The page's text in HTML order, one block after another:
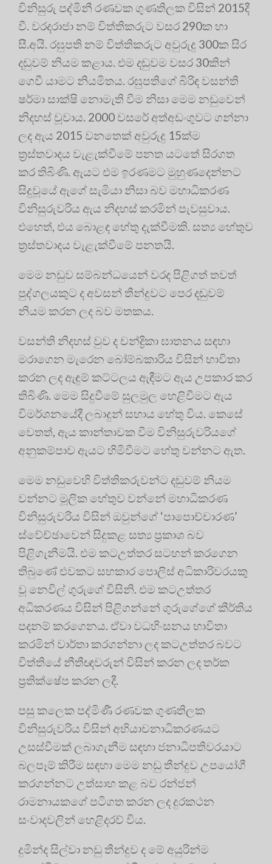
විනිසුරු පද්මිනී රණවක ගුණතිලක විසින් 2015දී
වී. වරදරාජා නම් විත්තිකරුට වසර 290ක හා
සී.අයි. රඝුපති නම් විත්තිකරුට අවුරුදු 300ක සිර
දඬුවම් නියම කළාය. එම දඬුවම වසර 30කින්
ගෙවී යාමට නියමිතය. රඝුපතිගේ බිරිඳ වසන්ති
ෂර්මා සාක්ෂි නොමැති වීම නිසා මෙම නඩුවෙන්
නිදහස් වූවාය. 2000 වසරේ අත්අඩංගුවට ගන්නා
ලද ඇය 2015 වනතෙක් අවුරුදු 15ක්ම
ත්‍රස්තවාදය වැළැක්වීමේ පනත යටතේ සිරගත
කර තිබිණි. ඇයට එම ඉරණමට මුහුණදෙන්නට
සිදුවූයේ ඇගේ සැමියා නිසා බව මහාධිකරණ
විනිසුරුවරිය ඇය නිදහස් කරමින් පැවසුවාය.
එහෙත්, එය බොළඳ හේතු දැක්වීමකි. සත්‍ය හේතුව
ත්‍රස්තවාදය වැළැක්වීමේ පනතයි.
මෙම නඩුව සම්බන්ධයෙන් වරද පිළිගත් තවත්
පුද්ගලයකුට ද අවසන් තීන්දුවට පෙර දඬුවම්
නියම කරන ලද බව මතකය.
වසන්ති නිදහස් වුව ද චන්ද්‍රිකා ඝාතනය සඳහා
මරාගෙන මැරෙන බෝම්බකාරිය විසින් භාවිතා
කරන ලද ඇඳුම් කට්ටලය ඇඳීමට ඇය උපකාර කර
තිබිණි. මෙම සිදුවීමේ සුලමුල හෙළිවීමට ඇය
විමර්ශනයේදී ලබාදුන් සහාය හේතු විය. කෙසේ
වෙතත්, ඇය කාන්තාවක වීම විනිසුරුවරියගේ
අනුකම්පාව ඇයට හිමිවීමට හේතු වන්නට ඇත.
මෙම නඩුවෙහි විත්තිකරුවන්ට දඬුවම් නියම
වන්නට මූලික හේතුව වන්නේ මහාධිකරණ
විනිසුරුවරිය විසින් ඔවුන්ගේ ‘පාපොච්චාරණ’
ස්වේච්ඡාවෙන් සිදුකළ සත්‍ය ප්‍රකාශ බව
පිළිගැනීමයි. එම කටඋත්තර සටහන් කරගෙන
තිබුණේ එවකට සහකාර පොලිස් අධිකාරිවරයකු
වූ නෙවිල් ගුරුගේ විසිනි. එම කටඋත්තර
අධිකරණය විසින් පිළිගන්නේ ගුරුගේගේ කීර්තිය
පදනම් කරගෙනය. ඒවා වධහිංසනය භාවිතා
කරමින් වාර්තා කරගන්නා ලද කටඋත්තර බවට
විත්තියේ නීතීඥවරුන් විසින් කරන ලද තර්ක
ප්‍රතික්ෂේප කරන ලදී.
පසු කලෙක පද්මිණී රණවක ගුණතිලක
විනිසුරුවරිය විසින් අභියාචනාධිකරණයට
උසස්වීමක් ලබාගැනීම සඳහා ජනාධිපතිවරයාට
බලපෑම් කිරීම සඳහා මෙම නඩු තීන්දුව උපයෝගී
කරගන්නට උත්සාහ කළ බව රන්ජන්
රාමනායකගේ පටිගත කරන ලද දුරකථන
සංවාදවලින් හෙළිදරව් විය.
දුමින්ද සිල්වා නඩු තීන්දුව ද මේ අයුරින්ම